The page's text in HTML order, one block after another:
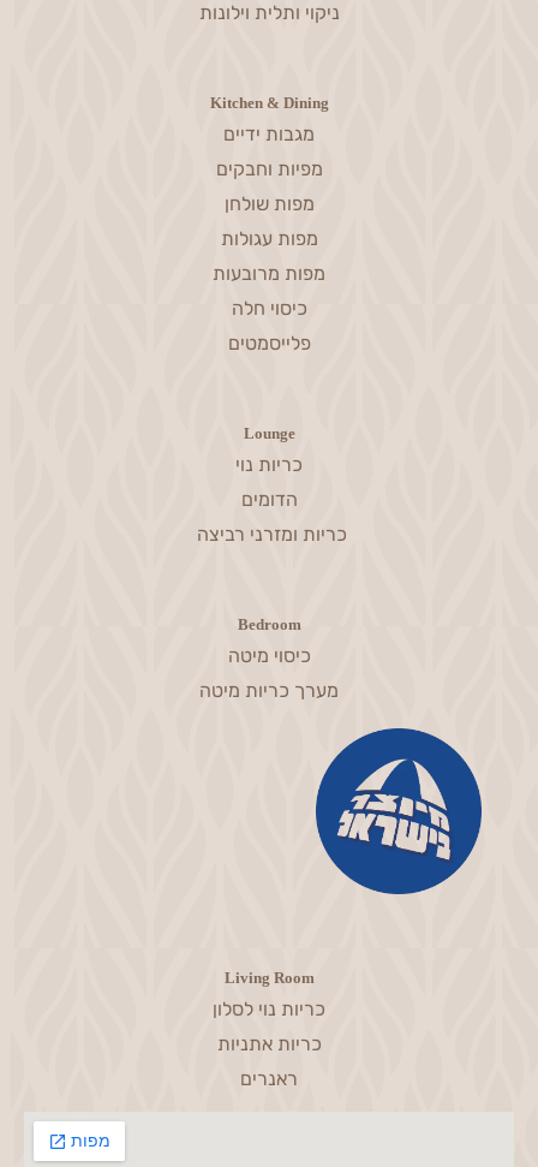
ניקוי ותלית וילונות
Kitchen & Dining
מגבות ידיים
מפיות וחבקים
מפות שולחן
מפות עגולות
מפות מרובעות
כיסוי חלה
פלייסמטים
Lounge
כריות נוי
הדומים
כריות ומזרני רביצה
Bedroom
כיסוי מיטה
מערך כריות מיטה
Living Room
כריות נוי לסלון
כריות אתניות
ראנרים